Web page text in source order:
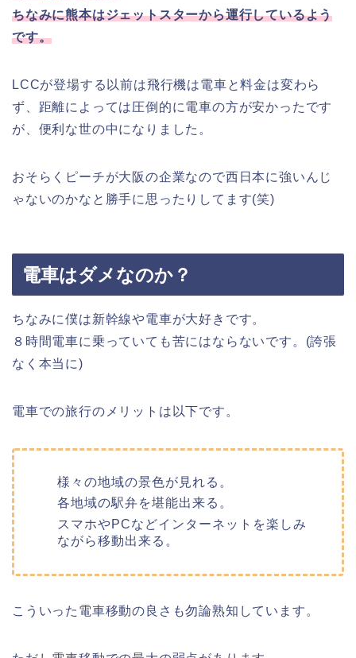
ちなみに熊本はジェットスターから運行しているよう
です。
LCCが登場する以前は飛行機は電車と料金は変わら
ず、距離によっては圧倒的に電車の方が安かったです
が、便利な世の中になりました。
おそらくピーチが大阪の企業なので西日本に強いんじ
ゃないのかなと勝手に思ったりしてます(笑)
電車はダメなのか？
ちなみに僕は新幹線や電車が大好きです。
８時間電車に乗っていても苦にはならないです。(誇張
なく本当に)
電車での旅行のメリットは以下です。
様々の地域の景色が見れる。
各地域の駅弁を堪能出来る。
スマホやPCなどインターネットを楽しみ
ながら移動出来る。
こういった電車移動の良さも勿論熟知しています。